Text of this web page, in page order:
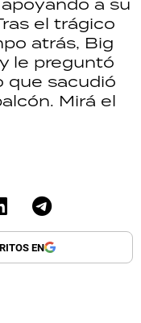
el trágico
atrás, Big
le preguntó
que sacudió
Mirá el
EN